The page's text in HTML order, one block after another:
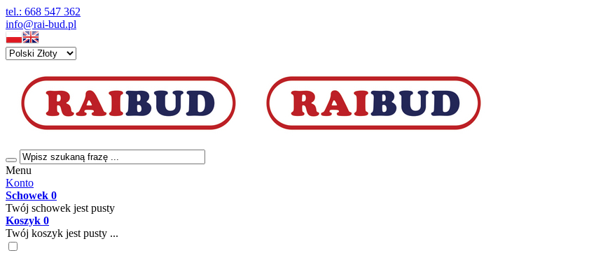
tel.: 668 547 362
info@rai-bud.pl
Menu
Konto
Schowek 0
Twój schowek jest pusty
Koszyk 0
Twój koszyk jest pusty ...